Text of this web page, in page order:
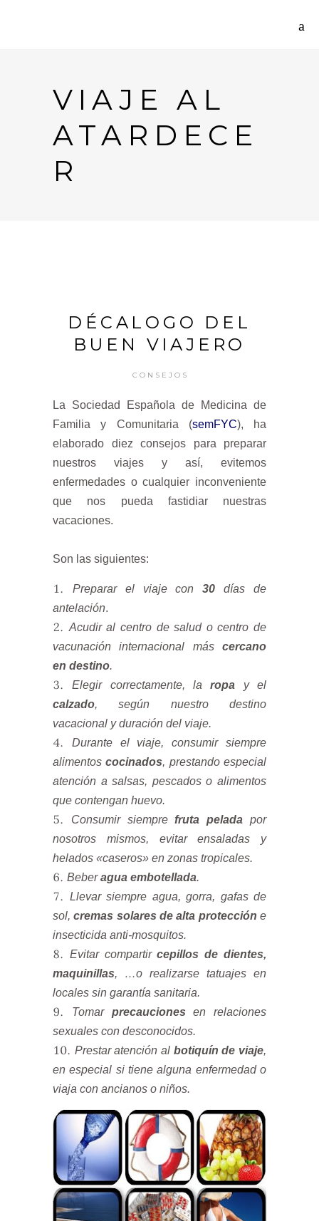
VIAJE AL
ATARDECE
R
DÉCALOGO DEL
BUEN VIAJERO
CONSEJOS
La Sociedad Española de Medicina de
Familia y Comunitaria (semFYC), ha
elaborado diez consejos para preparar
nuestros viajes y así, evitemos
enfermedades o cualquier inconveniente
que nos pueda fastidiar nuestras
vacaciones.
Son las siguientes:
Preparar el viaje con30 días de
antelación.
Acudir al centro de salud o centro de
vacunación internacional más cercano
en destino.
Elegir correctamente, laropa y el
calzado, según nuestro destino
vacacional y duración del viaje.
Durante el viaje, consumir siempre
alimentoscocinados, prestando especial
atención a salsas, pescados o alimentos
que contengan huevo.
Consumir siemprefruta pelada por
nosotros mismos, evitar ensaladas y
helados «caseros» en zonas tropicales.
Beberagua embotellada.
Llevar siempre agua, gorra, gafas de
sol,cremas solares de alta protección e
insecticida anti-mosquitos.
Evitar compartircepillos de dientes,
maquinillas, …o realizarse tatuajes en
locales sin garantía sanitaria.
Tomar precauciones en relaciones
sexuales con desconocidos.
Prestar atención al botiquín de viaje,
en especial si tiene alguna enfermedad o
viaja con ancianos o niños.